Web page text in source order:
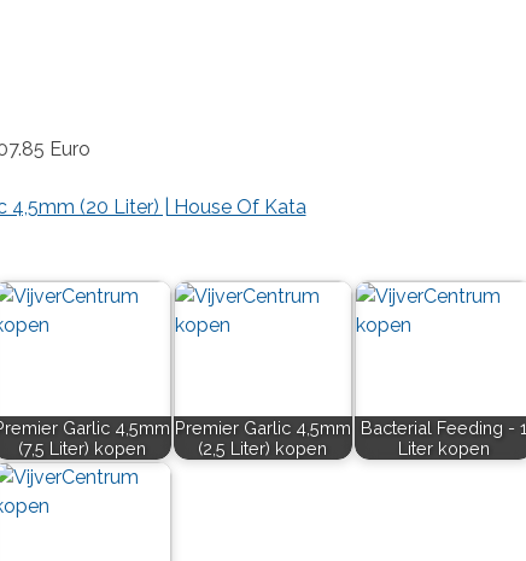
Euro
4,5mm (20 Liter) | House Of Kata
Garlic 4,5mm
(7,5 Liter) kopen
Premier Garlic 4,5mm
(2,5 Liter) kopen
Bacterial Feeding - 1
Liter kopen